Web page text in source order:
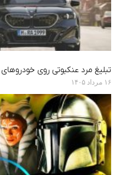
تبلیغ مرد عنکبوتی روی خودروهای BMW ظاهر شد | اعتراض شدید مالکان
۱۶ مرداد ۱۴۰۵